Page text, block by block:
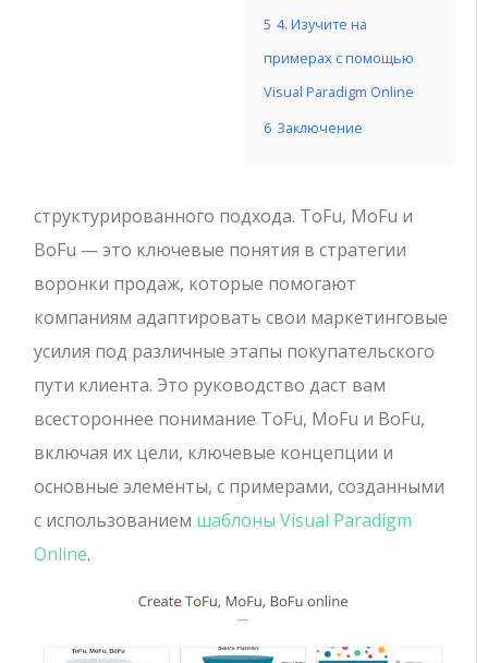
5 4. Изучите на
примерах с помощью
Visual Paradigm Online
6 Заключение
структурированного подхода. ToFu, MoFu и
BoFu — это ключевые понятия в стратегии
воронки продаж, которые помогают
компаниям адаптировать свои маркетинговые
усилия под различные этапы покупательского
пути клиента. Это руководство даст вам
всестороннее понимание ToFu, MoFu и BoFu,
включая их цели, ключевые концепции и
основные элементы, с примерами, созданными
с использованием шаблоны Visual Paradigm
Online.